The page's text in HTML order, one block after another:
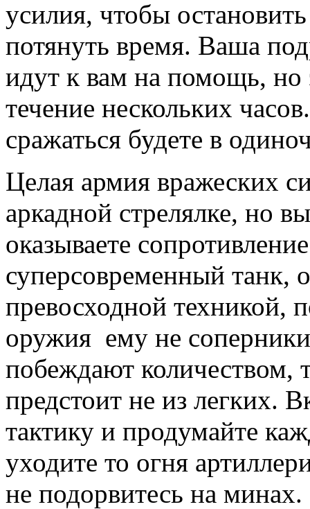
усилия, чтобы остановить
потянуть время. Ваша
идут к вам на помощь, но
течение нескольких
сражаться будете в
Целая армия вражеских
аркадной стрелялке, но
оказываете
суперсовременный танк,
превосходной техникой,
оружия ему не
побеждают количеством,
предстоит не из легких.
тактику и продумайте
уходите то огня
не подорвитесь на минах.